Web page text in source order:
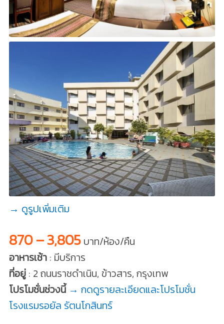
→ ดูรูปเพิ่มเติม
870 – 3,805บาท/ห้อง/คืน
อาหารเช้า: มีบริการ
ที่อยู่: 2 ถนนราชดำเนิน, ข้าวสาร, กรุงเทพ
โปรโมชั่นช่วงนี้ → กดดูรายละเอียดและโปรโมชั่น
โรงแรมรอยัล รัตนโกสินทร์